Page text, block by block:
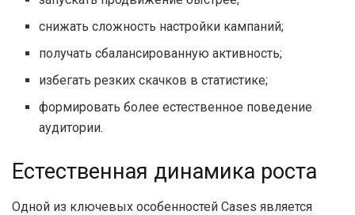
снижать сложность настройки кампаний;
получать сбалансированную активность;
избегать резких скачков в статистике;
формировать более естественное поведение
аудитории.
Естественная динамика роста
Одной из ключевых особенностей Cases является